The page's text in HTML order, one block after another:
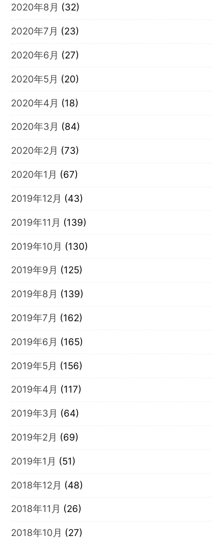
2020年8月 (32)
2020年7月 (23)
2020年6月 (27)
2020年5月 (20)
2020年4月 (18)
2020年3月 (84)
2020年2月 (73)
2020年1月 (67)
2019年12月 (43)
2019年11月 (139)
2019年10月 (130)
2019年9月 (125)
2019年8月 (139)
2019年7月 (162)
2019年6月 (165)
2019年5月 (156)
2019年4月 (117)
2019年3月 (64)
2019年2月 (69)
2019年1月 (51)
2018年12月 (48)
2018年11月 (26)
2018年10月 (27)